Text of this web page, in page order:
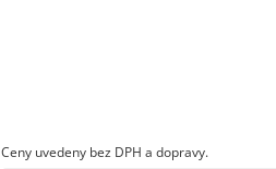
Ceny uvedeny bez DPH a dopravy.